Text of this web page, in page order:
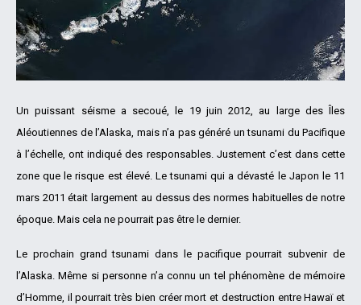
Un puissant séisme a secoué, le 19 juin 2012, au large des Îles
Aléoutiennes de l’Alaska, mais n’a pas généré un tsunami du Pacifique
à l’échelle, ont indiqué des responsables. Justement c’est dans cette
zone que le risque est élevé. Le tsunami qui a dévasté le Japon le 11
mars 2011 était largement au dessus des normes habituelles de notre
époque. Mais cela ne pourrait pas être le dernier.
Le prochain grand tsunami dans le pacifique pourrait subvenir de
l’Alaska. Même si personne n’a connu un tel phénomène de mémoire
d’Homme, il pourrait très bien créer mort et destruction entre Hawaï et